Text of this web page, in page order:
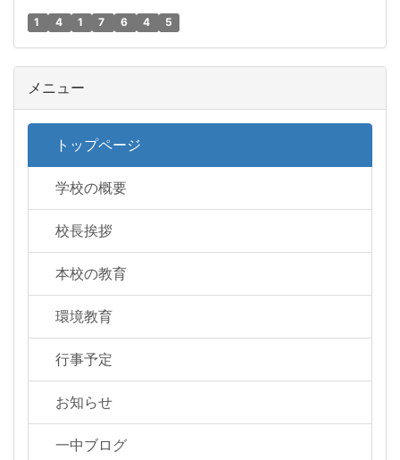
1 4 1 7 6 4 5
メニュー
トップページ
学校の概要
校長挨拶
本校の教育
環境教育
行事予定
お知らせ
一中ブログ